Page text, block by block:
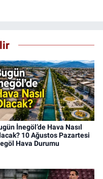
İnegöl’de Hava Nasıl
10 Ağustos Pazartesi
Hava Durumu